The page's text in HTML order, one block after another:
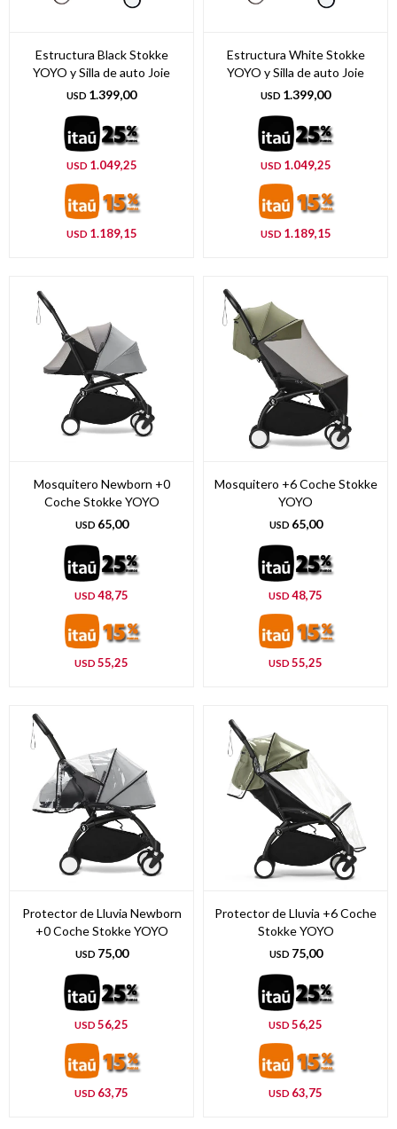
Estructura Black Stokke
YOYO y Silla de auto Joie
USD 1.399,00
USD 1.049,25
USD 1.189,15
Estructura White Stokke
YOYO y Silla de auto Joie
USD 1.399,00
USD 1.049,25
USD 1.189,15
Mosquitero Newborn +0
Coche Stokke YOYO
USD 65,00
USD 48,75
USD 55,25
Mosquitero +6 Coche Stokke
YOYO
USD 65,00
USD 48,75
USD 55,25
Protector de Lluvia Newborn
+0 Coche Stokke YOYO
USD 75,00
USD 56,25
USD 63,75
Protector de Lluvia +6 Coche
Stokke YOYO
USD 75,00
USD 56,25
USD 63,75